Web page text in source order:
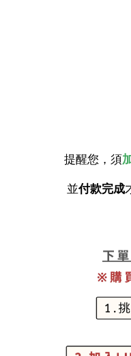
提醒您，須
並付款完成